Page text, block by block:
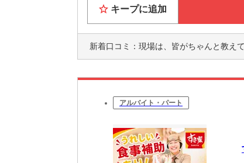
キープに追加
新着口コミ： 現場は、皆がちゃんと教えてくれるので、
アルバイト・パート